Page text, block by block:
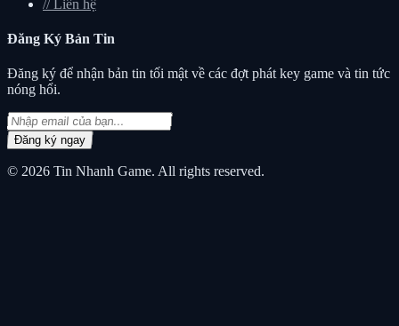
// Liên hệ
Đăng Ký Bản Tin
Đăng ký để nhận bản tin tối mật về các đợt phát key game và tin tức
nóng hổi.
Đăng ký ngay
© 2026 Tin Nhanh Game. All rights reserved.